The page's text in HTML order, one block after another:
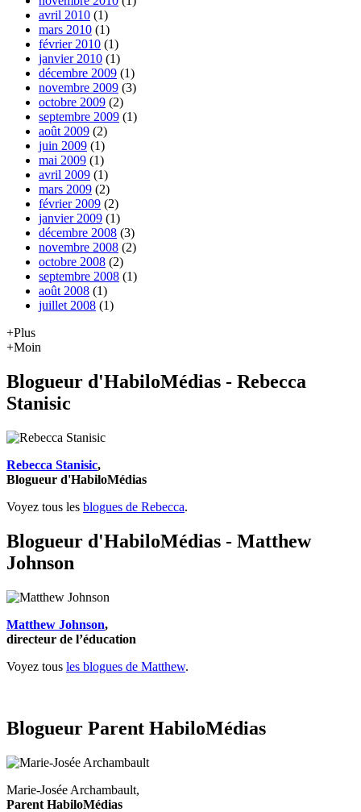
avril 2010 (1)
mars 2010 (1)
février 2010 (1)
janvier 2010 (1)
décembre 2009 (1)
novembre 2009 (3)
octobre 2009 (2)
septembre 2009 (1)
août 2009 (2)
juin 2009 (1)
mai 2009 (1)
avril 2009 (1)
mars 2009 (2)
février 2009 (2)
janvier 2009 (1)
décembre 2008 (3)
novembre 2008 (2)
octobre 2008 (2)
septembre 2008 (1)
août 2008 (1)
juillet 2008 (1)
+Plus
+Moin
Blogueur d'HabiloMédias - Rebecca
Stanisic
Rebecca Stanisic,
Blogueur d'HabiloMédias
Voyez tous les blogues de Rebecca.
Blogueur d'HabiloMédias - Matthew
Johnson
Matthew Johnson,
directeur de l’éducation
Voyez tous les blogues de Matthew.
Blogueur Parent HabiloMédias
Marie-Josée Archambault,
Parent HabiloMédias